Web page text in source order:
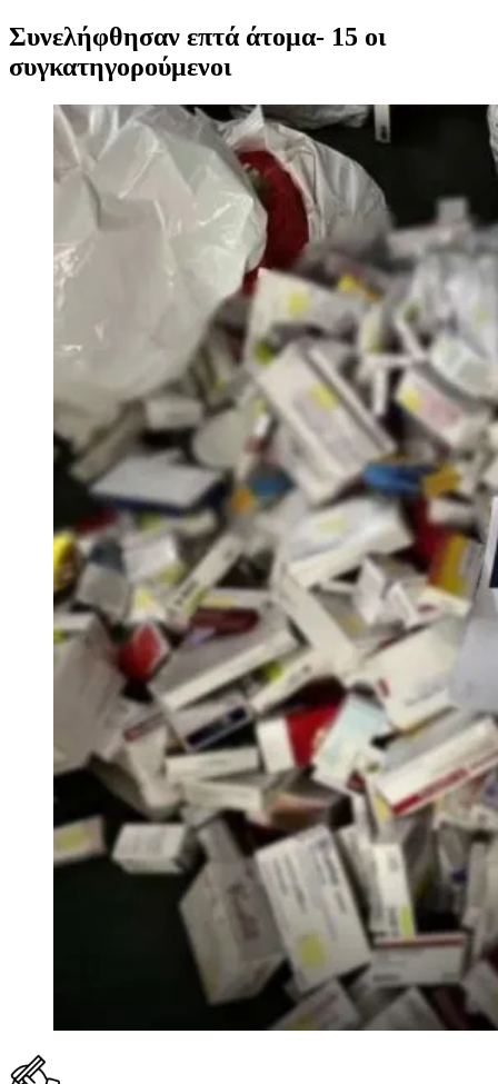
Συνελήφθησαν επτά άτομα- 15 οι
συγκατηγορούμενοι